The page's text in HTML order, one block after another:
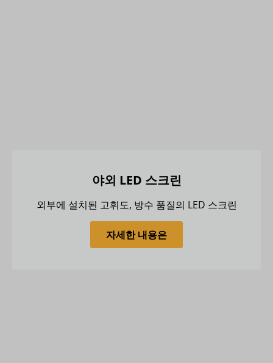
야외 LED 스크린
외부에 설치된 고휘도, 방수 품질의 LED 스크린
자세한 내용은